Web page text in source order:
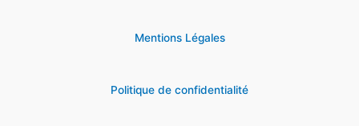
Mentions Légales
Politique de confidentialité